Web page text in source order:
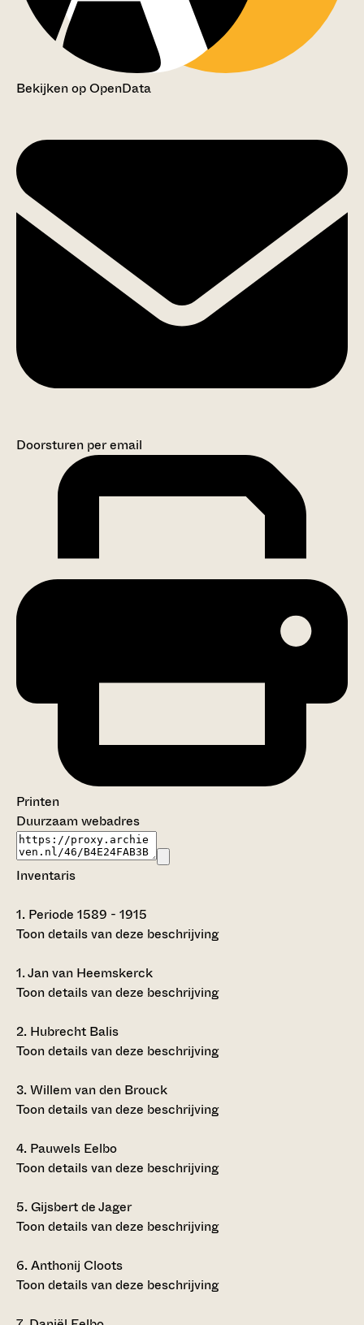
Bekijken op OpenData
Doorsturen per email
Printen
Duurzaam webadres
Inventaris
1. Periode 1589 - 1915
Toon details van deze beschrijving
1.Jan van Heemskerck
Toon details van deze beschrijving
2. Hubrecht Balis
Toon details van deze beschrijving
3.Willem van den Brouck
Toon details van deze beschrijving
4. Pauwels Eelbo
Toon details van deze beschrijving
5.Gijsbert de Jager
Toon details van deze beschrijving
6.Anthonij Cloots
Toon details van deze beschrijving